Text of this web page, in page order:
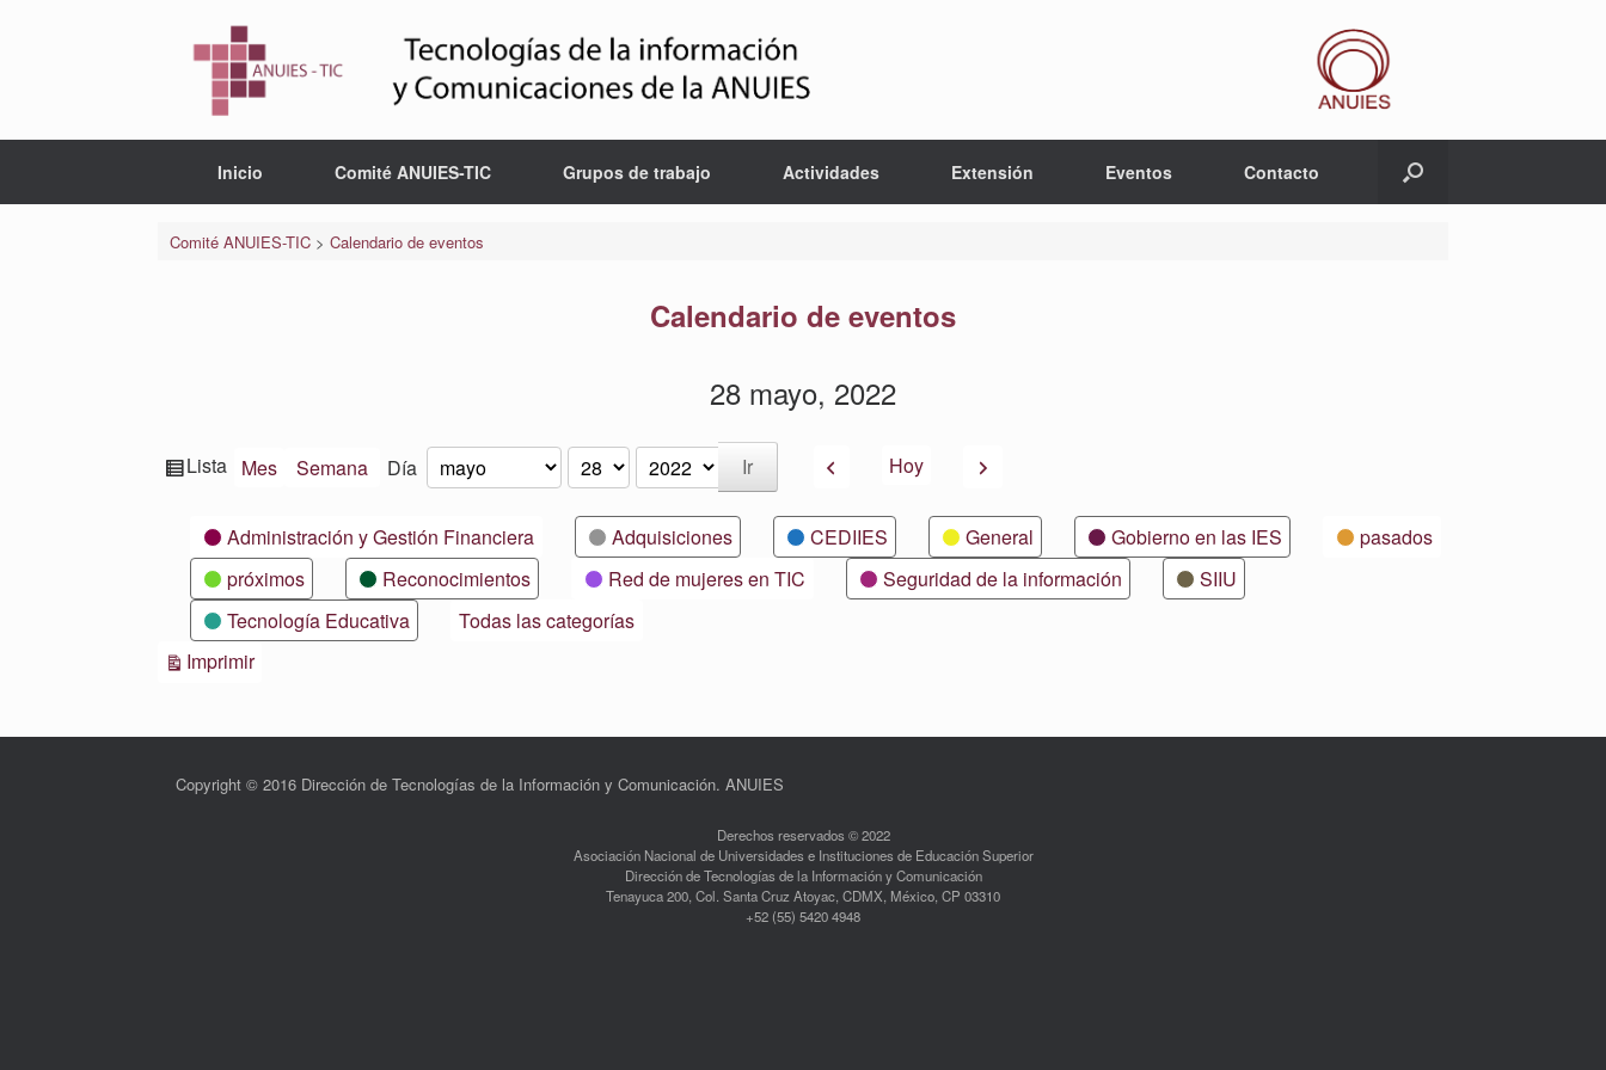
Inicio Comité ANUIES-TIC Grupos de trabajo Actividades Extensión Eventos Contacto
Comité ANUIES-TIC> Calendario de eventos
Calendario de eventos
28 mayo, 2022
Ver
Lista Mes Semana Día Mes
Día
Año AnteriorHoy Siguiente
CategoríasAdministración y Gestión Financiera Adquisiciones CEDIIES General Gobierno en las IES
pasados
próximos
Reconocimientos Red de mujeres en TIC Seguridad de la información
SIIU
Tecnología Educativa
Todas las categorías
ImprimirVistas
Copyright © 2016 Dirección de Tecnologías de la Información y Comunicación. ANUIES
Derechos reservados © 2022
Asociación Nacional de Universidades e Instituciones de Educación Superior
Dirección de Tecnologías de la Información y Comunicación
Tenayuca 200, Col. Santa Cruz Atoyac, CDMX, México, CP 03310
+52 (55) 5420 4948